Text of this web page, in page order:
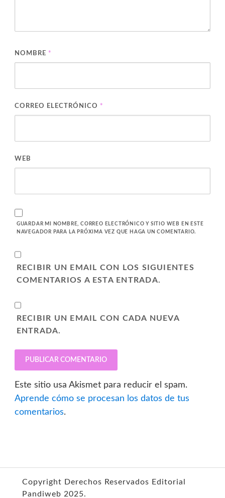
NOMBRE *
CORREO ELECTRÓNICO *
WEB
GUARDAR MI NOMBRE, CORREO ELECTRÓNICO Y SITIO WEB EN ESTE
NAVEGADOR PARA LA PRÓXIMA VEZ QUE HAGA UN COMENTARIO.
RECIBIR UN EMAIL CON LOS SIGUIENTES
COMENTARIOS A ESTA ENTRADA.
RECIBIR UN EMAIL CON CADA NUEVA
ENTRADA.
Este sitio usa Akismet para reducir el spam.
Aprende cómo se procesan los datos de tus
comentarios.
Copyright Derechos Reservados Editorial
Pandiweb 2025.